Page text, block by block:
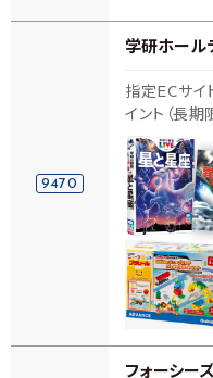
9470
学研ホール
指定ECサイ
イント（長期
フォーシー